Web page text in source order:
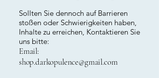
Sollten Sie dennoch auf Barrieren
stoßen oder Schwierigkeiten haben,
Inhalte zu erreichen, Kontaktieren Sie
uns bitte:
Email:
shop.darkopulence@gmail.com